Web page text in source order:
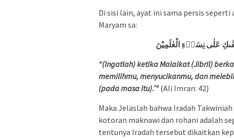
Di sisi lain, ayat ini sama persis
Maryam sa:
عَلٰى نِسَاۤءِ الْعٰلَمِيْنَ
“(Ingatlah) ketika Malaikat (Jibril)
memilihmu, menyucikanmu, dan
(pada masa itu).’”(Ali Imran: 42)
Maka Jelaslah bahwa Iradah
kotoran maknawi dan rohani adalah
tentunya Iradah tersebut dikaitkan